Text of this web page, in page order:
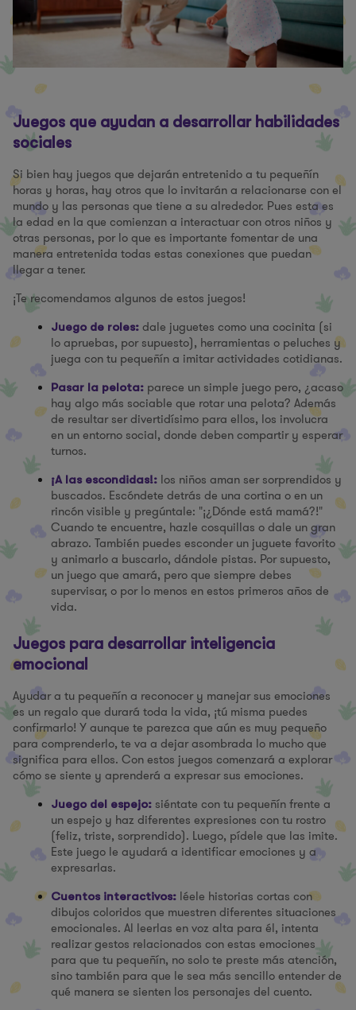
Juegos que ayudan a desarrollar habilidades
sociales
Si bien hay juegos que dejarán entretenido a tu pequeñín
horas y horas, hay otros que lo invitarán a relacionarse con el
mundo y las personas que tiene a su alrededor. Pues esta es
la edad en la que comienzan a interactuar con otros niños y
otras personas, por lo que es importante fomentar de una
manera entretenida todas estas conexiones que puedan
llegar a tener.
¡Te recomendamos algunos de estos juegos!
Juego de roles: dale juguetes como una cocinita (si
lo apruebas, por supuesto), herramientas o peluches y
juega con tu pequeñín a imitar actividades cotidianas.
Pasar la pelota: parece un simple juego pero, ¿acaso
hay algo más sociable que rotar una pelota? Además
de resultar ser divertidísimo para ellos, los involucra
en un entorno social, donde deben compartir y esperar
turnos.
¡A las escondidas!: los niños aman ser sorprendidos y
buscados. Escóndete detrás de una cortina o en un
rincón visible y pregúntale: "¡¿Dónde está mamá?!"
Cuando te encuentre, hazle cosquillas o dale un gran
abrazo. También puedes esconder un juguete favorito
y animarlo a buscarlo, dándole pistas. Por supuesto,
un juego que amará, pero que siempre debes
supervisar, o por lo menos en estos primeros años de
vida.
Juegos para desarrollar inteligencia
emocional
Ayudar a tu pequeñín a reconocer y manejar sus emociones
es un regalo que durará toda la vida, ¡tú misma puedes
confirmarlo! Y aunque te parezca que aún es muy pequeño
para comprenderlo, te va a dejar asombrada lo mucho que
significa para ellos. Con estos juegos comenzará a explorar
cómo se siente y aprenderá a expresar sus emociones.
Juego del espejo: siéntate con tu pequeñín frente a
un espejo y haz diferentes expresiones con tu rostro
(feliz, triste, sorprendido). Luego, pídele que las imite.
Este juego le ayudará a identificar emociones y a
expresarlas.
Cuentos interactivos: léele historias cortas con
dibujos coloridos que muestren diferentes situaciones
emocionales. Al leerlas en voz alta para él, intenta
realizar gestos relacionados con estas emociones
para que tu pequeñín, no solo te preste más atención,
sino también para que le sea más sencillo entender de
qué manera se sienten los personajes del cuento.